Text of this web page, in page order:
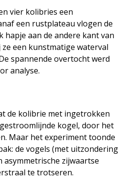
vier kolibries een
een rustplateau vlogen de
hapje aan de andere kant van
ze een kunstmatige waterval
spannende overtocht werd
analyse.
de kolibrie met ingetrokken
kogel, door het
Maar het experiment toonde
de vogels (met uitzondering
asymmetrische zijwaartse
te trotseren.